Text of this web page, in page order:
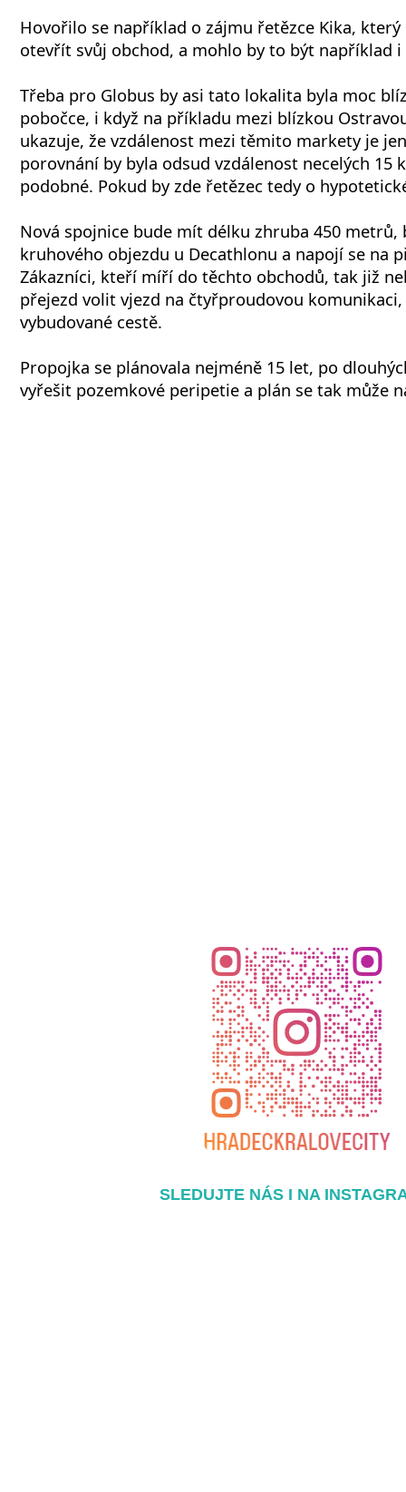
Hovořilo se například o zájmu řetězce Kika,
otevřít svůj obchod, a mohlo by to být například i
Třeba pro Globus by asi tato lokalita byla moc
pobočce, i když na příkladu mezi blízkou
ukazuje, že vzdálenost mezi těmito markety je
porovnání by byla odsud vzdálenost necelých 15
podobné. Pokud by zde řetězec tedy o
Nová spojnice bude mít délku zhruba 450 metrů,
kruhového objezdu u Decathlonu a napojí se na
Zákazníci, kteří míří do těchto obchodů, tak již
přejezd volit vjezd na čtyřproudovou
vybudované cestě.
Propojka se plánovala nejméně 15 let, po
vyřešit pozemkové peripetie a plán se tak může
SLEDUJTE NÁS I NA